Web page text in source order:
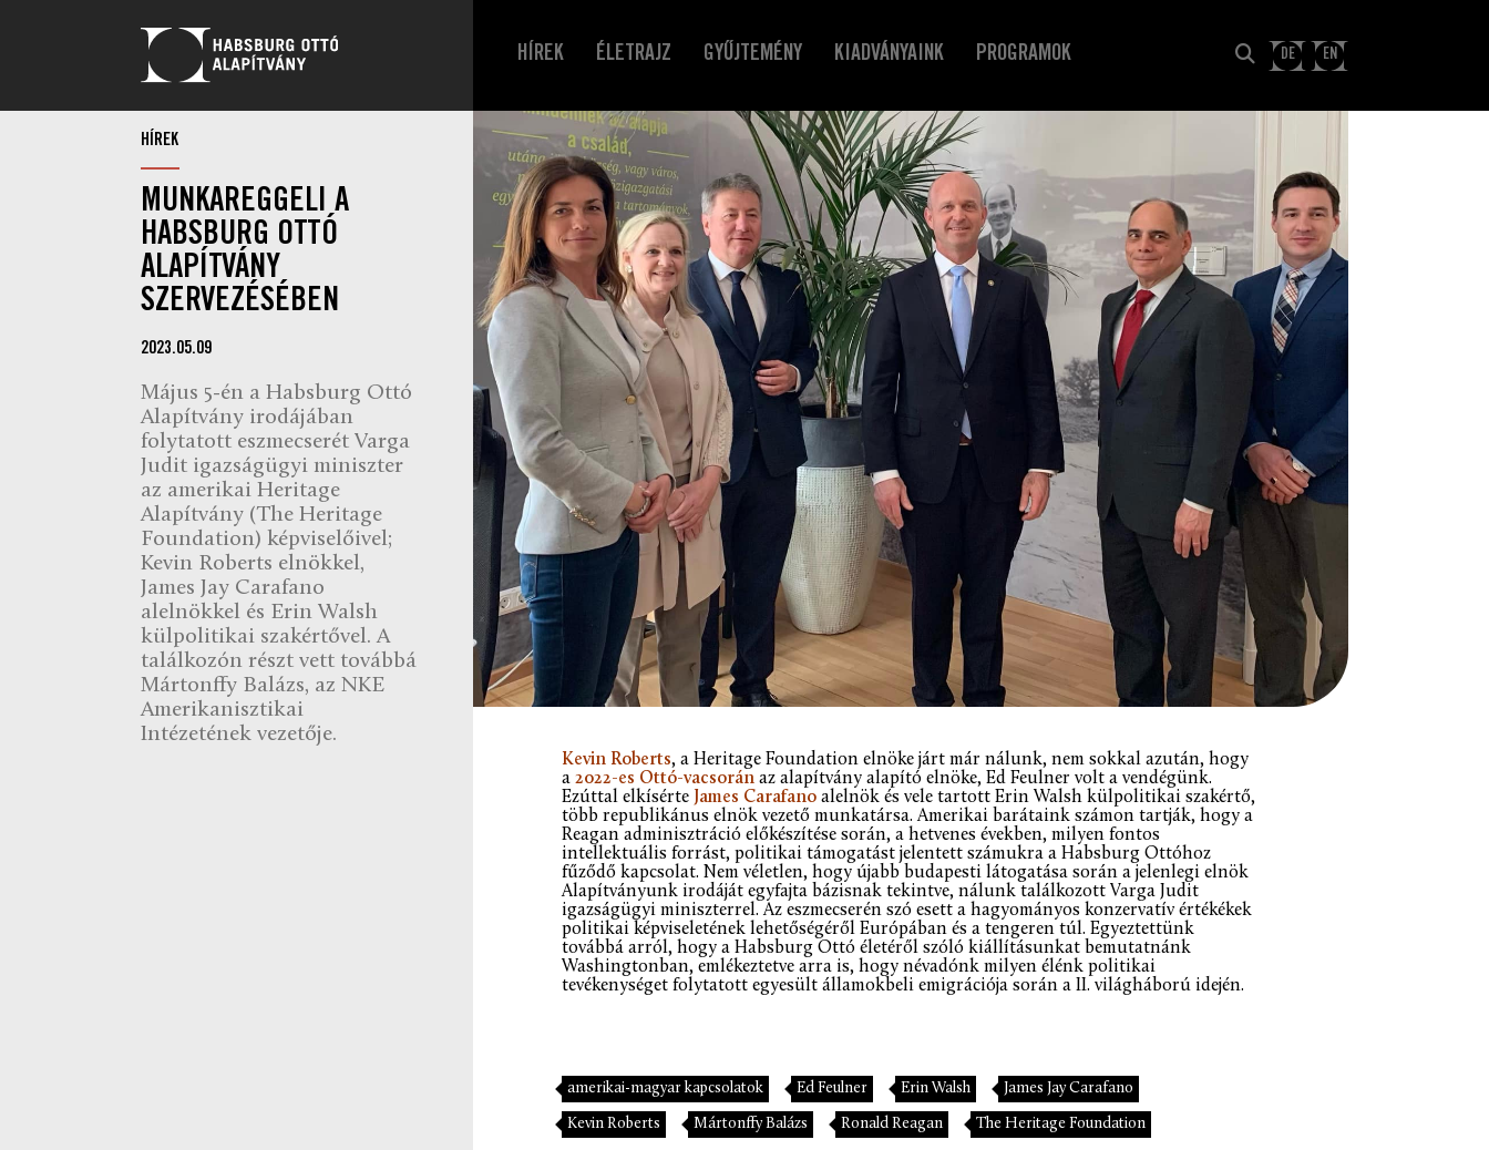
HÍREK ÉLETRAJZ GYŰJTEMÉNY KIADVÁNYAINK PROGRAMOK DE EN
HÍREK
MUNKAREGGELI A
HABSBURG OTTÓ
ALAPÍTVÁNY
SZERVEZÉSÉBEN
2023.05.09
Május 5-én a Habsburg Ottó
Alapítvány irodájában
folytatott eszmecserét Varga
Judit igazságügyi miniszter
az amerikai Heritage
Alapítvány (The Heritage
Foundation) képviselőivel;
Kevin Roberts elnökkel,
James Jay Carafano
alelnökkel és Erin Walsh
külpolitikai szakértővel. A
találkozón részt vett továbbá
Mártonffy Balázs, az NKE
Amerikanisztikai
Intézetének vezetője.
Kevin Roberts, a Heritage Foundation elnöke járt már nálunk, nem sokkal azután, hogy
a 2022-es Ottó-vacsorán az alapítvány alapító elnöke, Ed Feulner volt a vendégünk.
Ezúttal elkísérte James Carafano alelnök és vele tartott Erin Walsh külpolitikai szakértő,
több republikánus elnök vezető munkatársa. Amerikai barátaink számon tartják, hogy a
Reagan adminisztráció előkészítése során, a hetvenes években, milyen fontos
intellektuális forrást, politikai támogatást jelentett számukra a Habsburg Ottóhoz
fűződő kapcsolat. Nem véletlen, hogy újabb budapesti látogatása során a jelenlegi elnök
Alapítványunk irodáját egyfajta bázisnak tekintve, nálunk találkozott Varga Judit
igazságügyi miniszterrel. Az eszmecserén szó esett a hagyományos konzervatív értékékek
politikai képviseletének lehetőségéről Európában és a tengeren túl. Egyeztettünk
továbbá arról, hogy a Habsburg Ottó életéről szóló kiállításunkat bemutatnánk
Washingtonban, emlékeztetve arra is, hogy névadónk milyen élénk politikai
tevékenységet folytatott egyesült államokbeli emigrációja során a II. világháború idején.
amerikai-magyar kapcsolatok Ed Feulner Erin Walsh James Jay Carafano
Kevin Roberts Mártonffy Balázs Ronald Reagan The Heritage Foundation